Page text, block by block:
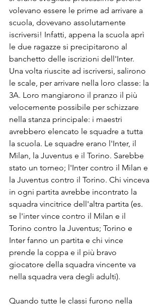
volevano essere le prime ad arrivare a
scuola, dovevano assolutamente
iscriversi! Infatti, appena la scuola aprì
le due ragazze si precipitarono al
banchetto delle iscrizioni dell'Inter.
Una volta riuscite ad iscriversi, salirono
le scale, per arrivare nella loro classe: la
3A. Loro mangiarono il pranzo il più
velocemente possibile per schizzare
nella stanza principale: i maestri
avrebbero elencato le squadre a tutta
la scuola. Le squadre erano l'Inter, il
Milan, la Juventus e il Torino. Sarebbe
stato un torneo; l'Inter contro il Milan e
la Juventus contro il Torino. Chi vinceva
in ogni partita avrebbe incontrato la
squadra vincitrice dell'altra partita (es.
se l'inter vince contro il Milan e il
Torino contro la Juventus; Torino e
Inter fanno un partita e chi vince
prende la coppa e il più bravo
giocatore della squadra vincente va
nella squadra vera degli adulti).
Quando tutte le classi furono nella